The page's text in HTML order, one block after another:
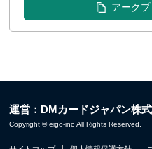
アーク
運営：DMカードジャパン株
Copyright © eigo-inc All Rights Reserved.